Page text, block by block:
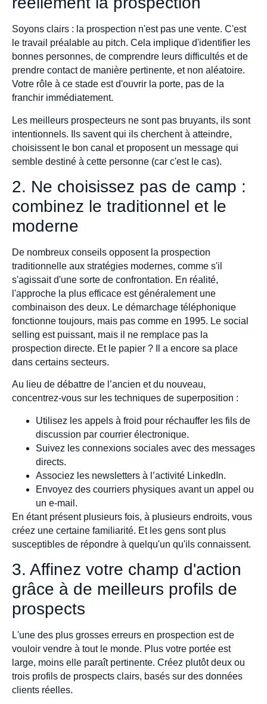
Soyons clairs : la prospection n'est pas une vente. C'est
le travail préalable au pitch. Cela implique d'identifier les
bonnes personnes, de comprendre leurs difficultés et de
prendre contact de manière pertinente, et non aléatoire.
Votre rôle à ce stade est d'ouvrir la porte, pas de la
franchir immédiatement.
Les meilleurs prospecteurs ne sont pas bruyants, ils sont
intentionnels. Ils savent qui ils cherchent à atteindre,
choisissent le bon canal et proposent un message qui
semble destiné à cette personne (car c'est le cas).
2. Ne choisissez pas de camp :
combinez le traditionnel et le
moderne
De nombreux conseils opposent la prospection
traditionnelle aux stratégies modernes, comme s'il
s'agissait d'une sorte de confrontation. En réalité,
l'approche la plus efficace est généralement une
combinaison des deux. Le démarchage téléphonique
fonctionne toujours, mais pas comme en 1995. Le social
selling est puissant, mais il ne remplace pas la
prospection directe. Et le papier ? Il a encore sa place
dans certains secteurs.
Au lieu de débattre de l’ancien et du nouveau,
concentrez-vous sur les techniques de superposition :
Utilisez les appels à froid pour réchauffer les fils de
discussion par courrier électronique.
Suivez les connexions sociales avec des messages
directs.
Associez les newsletters à l’activité LinkedIn.
Envoyez des courriers physiques avant un appel ou
un e-mail.
En étant présent plusieurs fois, à plusieurs endroits, vous
créez une certaine familiarité. Et les gens sont plus
susceptibles de répondre à quelqu'un qu'ils connaissent.
3. Affinez votre champ d'action
grâce à de meilleurs profils de
prospects
L'une des plus grosses erreurs en prospection est de
vouloir vendre à tout le monde. Plus votre portée est
large, moins elle paraît pertinente. Créez plutôt deux ou
trois profils de prospects clairs, basés sur des données
clients réelles.